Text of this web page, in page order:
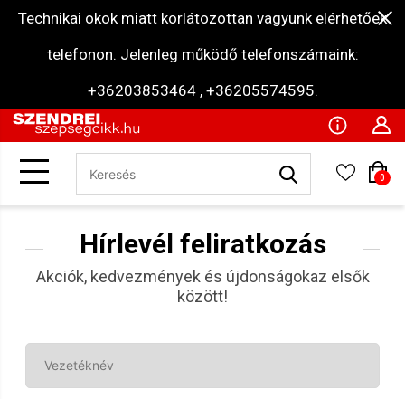
Technikai okok miatt korlátozottan vagyunk elérhetőek
telefonon. Jelenleg működő telefonszámaink:
+36203853464 , +36205574595.
0
Hírlevél feliratkozás
Akciók, kedvezmények és újdonságokaz elsők
között!